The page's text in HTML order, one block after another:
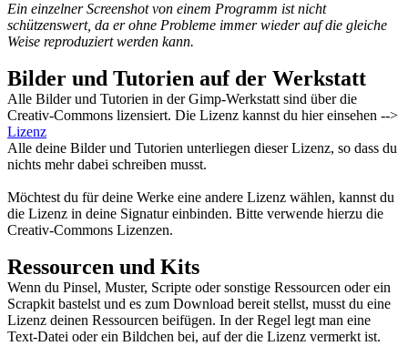
Ein einzelner Screenshot von einem Programm ist nicht
schützenswert, da er ohne Probleme immer wieder auf die gleiche
Weise reproduziert werden kann.
Bilder und Tutorien auf der Werkstatt
Alle Bilder und Tutorien in der Gimp-Werkstatt sind über die
Creativ-Commons lizensiert. Die Lizenz kannst du hier einsehen -->
Lizenz
Alle deine Bilder und Tutorien unterliegen dieser Lizenz, so dass du
nichts mehr dabei schreiben musst.
Möchtest du für deine Werke eine andere Lizenz wählen, kannst du
die Lizenz in deine Signatur einbinden. Bitte verwende hierzu die
Creativ-Commons Lizenzen.
Ressourcen und Kits
Wenn du Pinsel, Muster, Scripte oder sonstige Ressourcen oder ein
Scrapkit bastelst und es zum Download bereit stellst, musst du eine
Lizenz deinen Ressourcen beifügen. In der Regel legt man eine
Text-Datei oder ein Bildchen bei, auf der die Lizenz vermerkt ist.